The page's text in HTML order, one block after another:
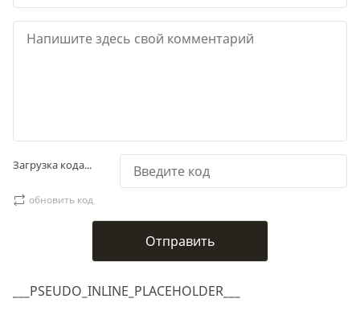
___PSEUDO_INLINE_PLACEHOLDER___
Загрузка кода...
обновить код